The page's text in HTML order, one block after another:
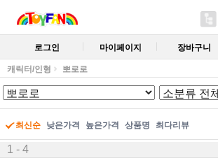
로그인 마이페이지 장바구니
캐릭터/인형 뽀로로
최신순 낮은가격 높은가격 상품명 최다리뷰
1 - 4